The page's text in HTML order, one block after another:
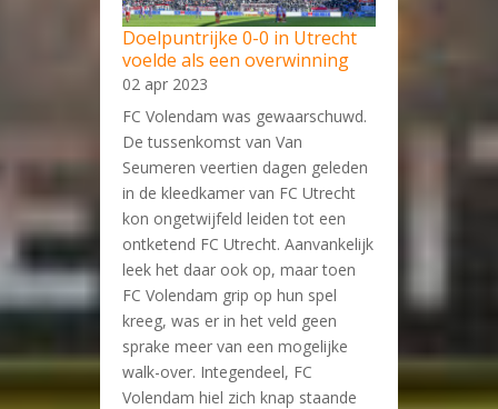
Doelpuntrijke 0-0 in Utrecht
voelde als een overwinning
02 apr 2023
FC Volendam was gewaarschuwd.
De tussenkomst van Van
Seumeren veertien dagen geleden
in de kleedkamer van FC Utrecht
kon ongetwijfeld leiden tot een
ontketend FC Utrecht. Aanvankelijk
leek het daar ook op, maar toen
FC Volendam grip op hun spel
kreeg, was er in het veld geen
sprake meer van een mogelijke
walk-over. Integendeel, FC
Volendam hiel zich knap staande